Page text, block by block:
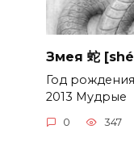
Змея 蛇
Год рождения:
2013 Мудрые
0 347